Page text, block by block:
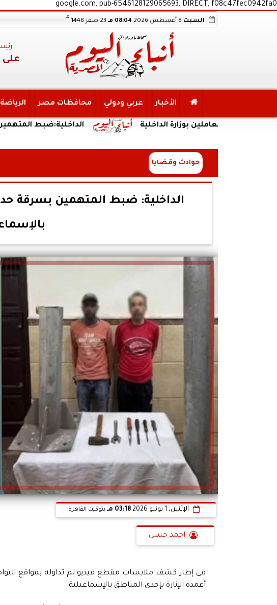
google.com, pub-6546128129065693, DIRECT, f08c47fec0942fa0
السبت 08:04 مـ 23 صفر 1448
هـ
على
الأخبار عربي ودولي محافظات مصر الرياضة
الداخلية:ضبط المتهمين في العاملين بوزارة الداخلية
حوادث وقضايا
الداخلية: ضبط المتهمين بسرقة
الإثنين، 1 يونيو 2026 03:18 مـ بتوقيت القاهرة
احمد حسن
فى إطار كشف ملابسات مقطع فيديو تم تداوله بمواقع
أعمدة الإنارة بإحدى المناطق بالإسماعيلية.